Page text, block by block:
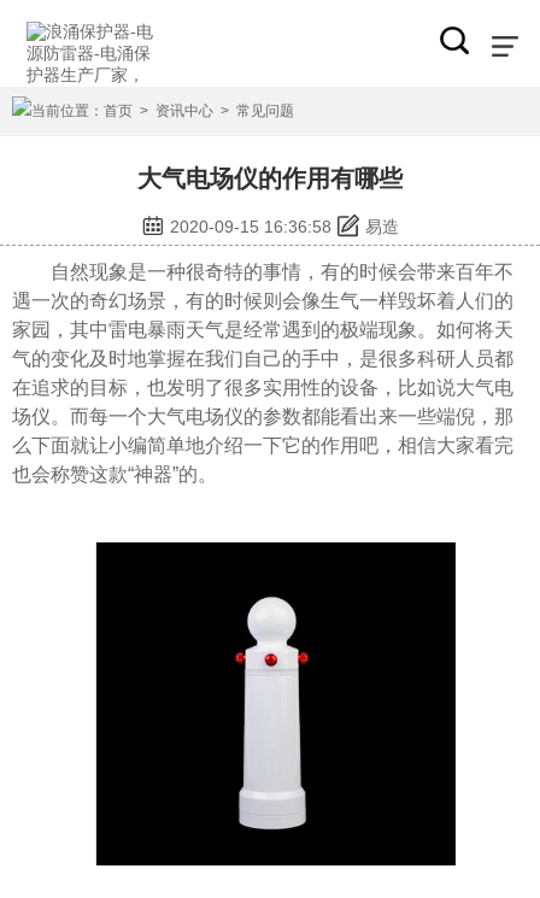
当前位置： 首页 > 资讯中心 > 常见问题
大气电场仪的作用有哪些
2020-09-15 16:36:58 易造
自然现象是一种很奇特的事情，有的时候会带来百年不
遇一次的奇幻场景，有的时候则会像生气一样毁坏着人们的
家园，其中雷电暴雨天气是经常遇到的极端现象。如何将天
气的变化及时地掌握在我们自己的手中，是很多科研人员都
在追求的目标，也发明了很多实用性的设备，比如说大气电
场仪。而每一个大气电场仪的参数都能看出来一些端倪，那
么下面就让小编简单地介绍一下它的作用吧，相信大家看完
也会称赞这款“神器”的。